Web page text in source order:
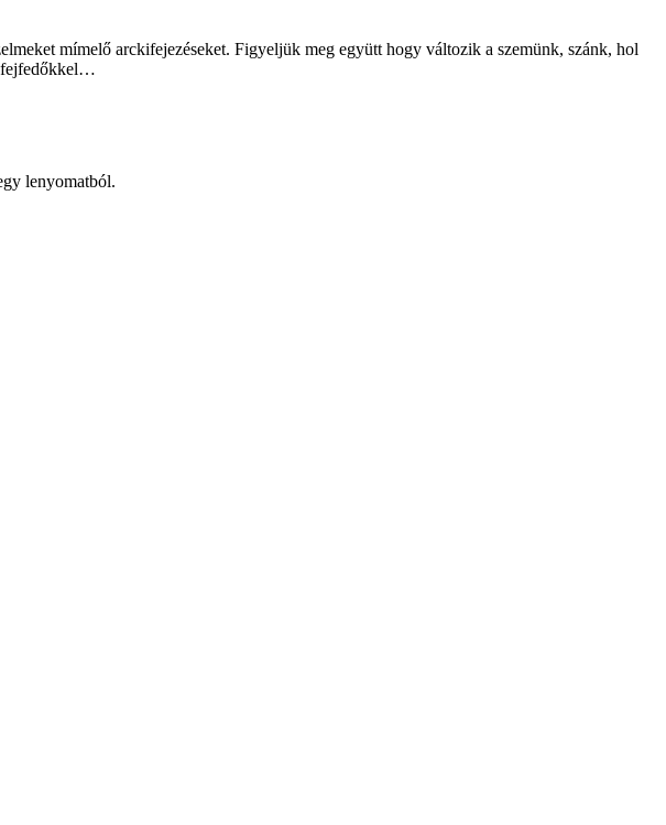
mímelő arckifejezéseket. Figyeljük meg együtt hogy változik a szemünk, szánk, hol
fejfedőkkel…
lenyomatból.